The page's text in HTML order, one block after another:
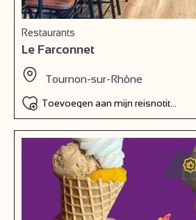
Restaurants
Le Farconnet
Tournon-sur-Rhône
Toevoegen aan mijn reisnotitieboek